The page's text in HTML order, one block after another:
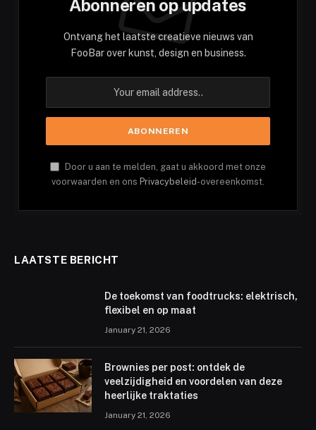
Abonneren op updates
Ontvang het laatste creatieve nieuws van
FooBar over kunst, design en business.
Door u aan te melden, gaat u akkoord met onze
voorwaarden en ons Privacybeleid-overeenkomst.
LAATSTE BERICHT
De toekomst van foodtrucks: elektrisch,
flexibel en op maat
January 21, 2026
Brownies per post: ontdek de
veelzijdigheid en voordelen van deze
heerlijke traktaties
January 21, 2026